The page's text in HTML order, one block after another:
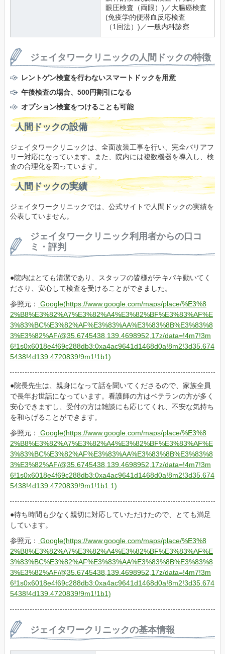
眼圧検査（両眼）)／大腸癌検査
(免疫学的便潜血反応検査
（1回法）)／一般内科診察
ジェイタワークリニックの人間ドックの特徴
レントゲン検査を行わないスマートドックを用意
午後検査の場合、500円割引になる
オプション検査をつけることも可能
人間ドックの設備
ジェイタワークリニックは、全面改装工事を行い、完全バリアフ
リー対応になっています。また、院内には複数機器を導入し、検
査の合理化を図っています。
人間ドックの実績
ジェイタワークリニックでは、公式サイトで人間ドックの実績を
公表していません。
ジェイタワークリニック利用者からの口コ
ミ・評判
院内はとても清潔であり、スタッフの皆様がテキパキ動いてく
ださり、安心して検査を受けることができました。
参照元：
Google(https://www.google.com/maps/place/%E3%8
2%B8%E3%82%A7%E3%82%A4%E3%82%BF%E3%83%AF%E
3%83%BC%E3%82%AF%E3%83%AA%E3%83%8B%E3%83%8
3%E3%82%AF/@35.6745438,139.4698952,17z/data=!4m7!3m
6!1s0x6018e4f69c288db3:0xa4ac9641d1468d0a!8m2!3d35.674
5438!4d139.4720839!9m1!1b1)
院長先生は、親身になって話を聞いてくださるので、家族全員
で長年お世話になっています。看護師の方はベテランの方が多く
安心できますし、受付の方は雑談にも応じてくれ、不安な気持ち
を和らげることができます。
参照元：
Google(https://www.google.com/maps/place/%E3%8
2%B8%E3%82%A7%E3%82%A4%E3%82%BF%E3%83%AF%E
3%83%BC%E3%82%AF%E3%83%AA%E3%83%8B%E3%83%8
3%E3%82%AF/@35.6745438,139.4698952,17z/data=!4m7!3m
6!1s0x6018e4f69c288db3:0xa4ac9641d1468d0a!8m2!3d35.674
5438!4d139.4720839!9m1!1b1 1)
待ち時間も少なく親切に対応していただけたので、とても満足
しています。
参照元：
Google(https://www.google.com/maps/place/%E3%8
2%B8%E3%82%A7%E3%82%A4%E3%82%BF%E3%83%AF%E
3%83%BC%E3%82%AF%E3%83%AA%E3%83%8B%E3%83%8
3%E3%82%AF/@35.6745438,139.4698952,17z/data=!4m7!3m
6!1s0x6018e4f69c288db3:0xa4ac9641d1468d0a!8m2!3d35.674
5438!4d139.4720839!9m1!1b1)
ジェイタワークリニックの基本情報